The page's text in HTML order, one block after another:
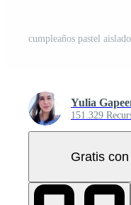
cumpleaños pastel
Yulia
151.329
Gratis